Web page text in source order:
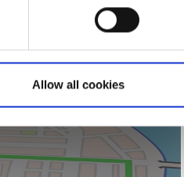
Allow all cookies